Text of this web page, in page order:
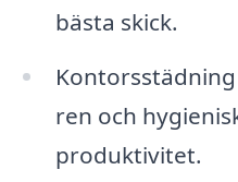
bästa skick.
ren och
produktivitet.